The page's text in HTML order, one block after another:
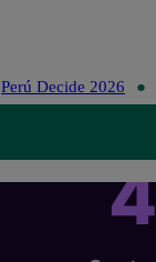
Perú Decide 2026